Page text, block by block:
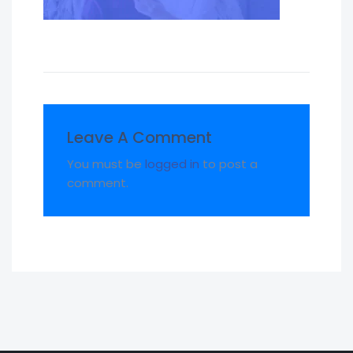
Leave A Comment
You must be logged in to post a
comment.